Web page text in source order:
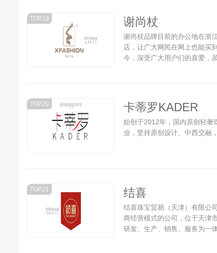
TOP.19 谢尚杖
谢尚杖品牌目前的办公地在浙
店，让广大网民在网上也能买
今，深受广大用户们的喜爱，
TOP.20 卡蒂罗KADER
始创于2012年，国内原创轻奢
业，坚持原创设计、中西交融
TOP.21 结喜
结喜珠宝贸易（天津）有限公
商经营模式的公司，位于天津
研发、生产、销售、服务为一